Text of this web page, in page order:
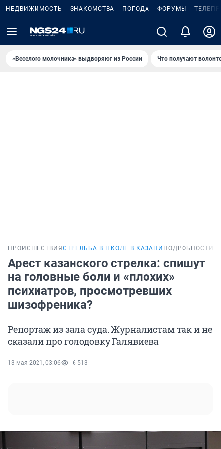
НЕДВИЖИМОСТЬ ЗНАКОМСТВА ПОГОДА ФОРУМЫ
«Веселого молочника» выдворяют из России Что получают
ПРОИСШЕСТВИЯ СТРЕЛЬБА В ШКОЛЕ В КАЗАНИ ПОДРОБНОСТИ
Арест казанского стрелка: спишут
на головные боли и «плохих»
психиатров, просмотревших
шизофреника?
Репортаж из зала суда. Журналистам так и не
сказали про голодовку Галявиева
13 мая 2021, 03:06 6 513